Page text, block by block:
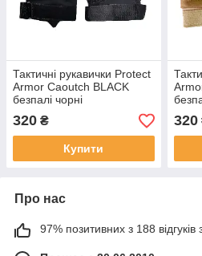
Тактичні рукавички Protect
Armor Caoutch BLACK
безпалі чорні
320 ₴
Купити
320
Про нас
97% позитивних з 188 відгуків